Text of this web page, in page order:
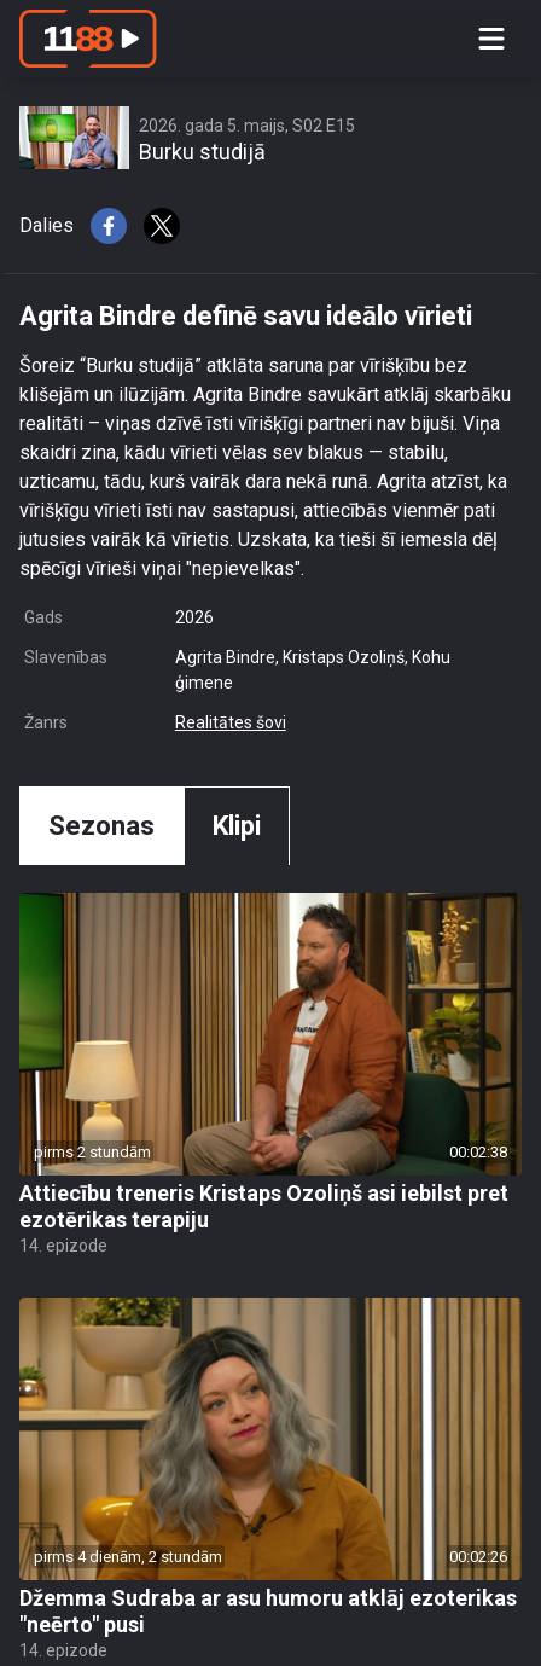
2026. gada 5. maijs, S02 E15
Burku studijā
Dalies
Agrita Bindre definē savu ideālo vīrieti
Šoreiz “Burku studijā” atklāta saruna par vīrišķību bez
klišejām un ilūzijām. Agrita Bindre savukārt atklāj skarbāku
realitāti – viņas dzīvē īsti vīrišķīgi partneri nav bijuši. Viņa
skaidri zina, kādu vīrieti vēlas sev blakus — stabilu,
uzticamu, tādu, kurš vairāk dara nekā runā. Agrita atzīst, ka
vīrišķīgu vīrieti īsti nav sastapusi, attiecībās vienmēr pati
jutusies vairāk kā vīrietis. Uzskata, ka tieši šī iemesla dēļ
spēcīgi vīrieši viņai "nepievelkas".
Gads 2026
Slavenības
Agrita Bindre, Kristaps Ozoliņš, Kohu
ģimene
Žanrs Realitātes šovi
Sezonas Klipi
pirms 2 stundām 00:02:38
Attiecību treneris Kristaps Ozoliņš asi iebilst pret
ezotērikas terapiju
14. epizode
pirms 4 dienām, 2 stundām 00:02:26
Džemma Sudraba ar asu humoru atklāj ezoterikas
"neērto" pusi
14. epizode